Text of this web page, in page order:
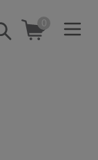
schowaj
0